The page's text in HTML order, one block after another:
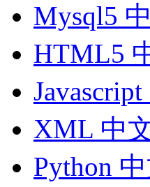
Mysql5
HTML5
XML 中
Python